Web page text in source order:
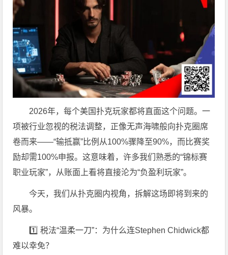
2026年，每个美国扑克玩家都将直面这个问题。一
项被行业忽视的税法调整，正像无声海啸般向扑克圈席
卷而来——“输抵赢”比例从100%骤降至90%，而比赛奖
励却需100%申报。这意味着，许多我们熟悉的“锦标赛
职业玩家”，从账面上看将直接沦为“负盈利玩家”。
今天，我们从扑克圈内视角，拆解这场即将到来的
风暴。
1️⃣ 税法“温柔一刀”：为什么连Stephen Chidwick都
难以幸免？